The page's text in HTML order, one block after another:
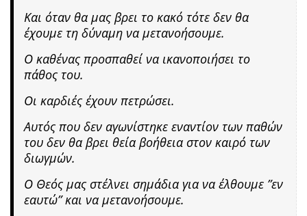
Και όταν θα μας βρει το κακό τότε δεν θα
έχουμε τη δύναμη να μετανοήσουμε.
Ο καθένας προσπαθεί να ικανοποιήσει το
πάθος του.
Οι καρδιές έχουν πετρώσει.
Αυτός που δεν αγωνίστηκε εναντίον των παθών
του δεν θα βρει θεία βοήθεια στον καιρό των
διωγμών.
Ο Θεός μας στέλνει σημάδια για να έλθουμε ”εν
εαυτώ” και να μετανοήσουμε.